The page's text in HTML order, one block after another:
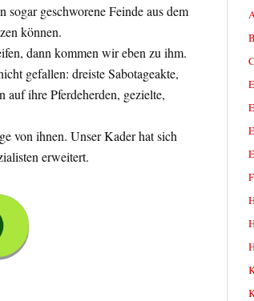
sogar geschworene Feinde aus dem
können.
dann kommen wir eben zu ihm.
gefallen: dreiste Sabotageakte,
auf ihre Pferdeherden, gezielte,
von ihnen. Unser Kader hat sich
erweitert.